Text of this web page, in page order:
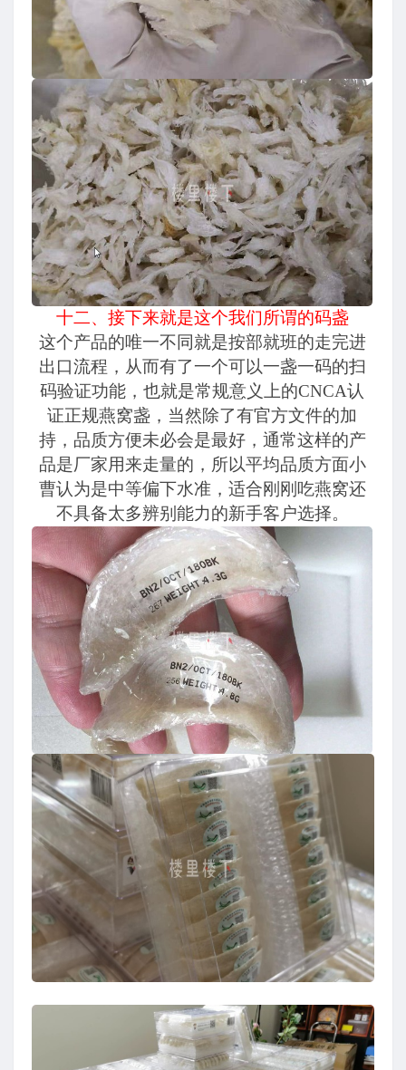
十二、接下来就是这个我们所谓的码盏
这个产品的唯一不同就是按部就班的走完进
出口流程，从而有了一个可以一盏一码的扫
码验证功能，也就是常规意义上的CNCA认
证正规燕窝盏，当然除了有官方文件的加
持，品质方便未必会是最好，通常这样的产
品是厂家用来走量的，所以平均品质方面小
曹认为是中等偏下水准，适合刚刚吃燕窝还
不具备太多辨别能力的新手客户选择。